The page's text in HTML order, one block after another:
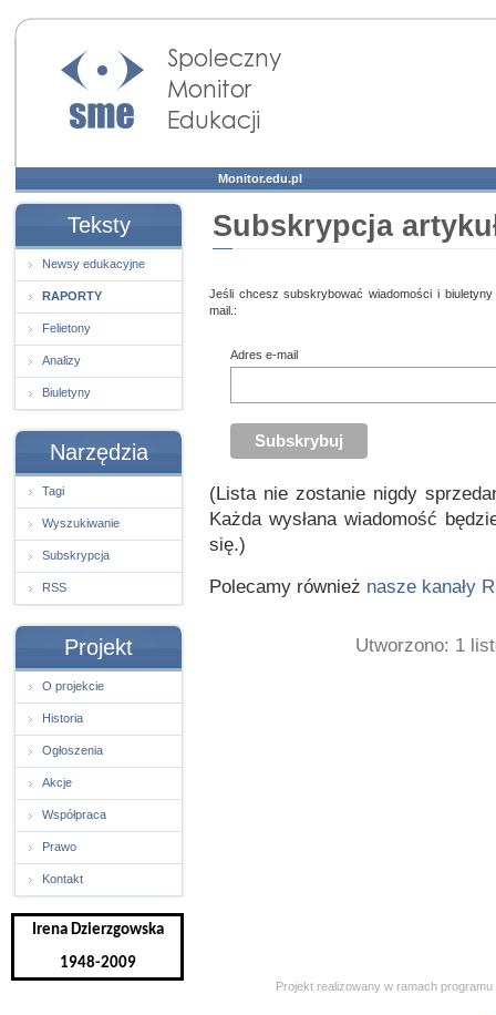
Społeczny Monitor
Edukacji
Monitor.edu.pl
Teksty
Newsy edukacyjne
RAPORTY
Felietony
Analizy
Biuletyny
Narzędzia
Tagi
Wyszukiwanie
Subskrypcja
RSS
Projekt
O projekcie
Historia
Ogłoszenia
Akcje
Współpraca
Prawo
Kontakt
Irena Dzierzgowska
1948-2009
Subskrypcja
Jeśli chcesz subskrybować wiadomości i
mail.:
Adres e-mail
(Lista nie zostanie nigdy
Każda wysłana wiadomość
się.)
Polecamy również nasze kanały
Utworzono: 1
Projekt realizowany w ramach